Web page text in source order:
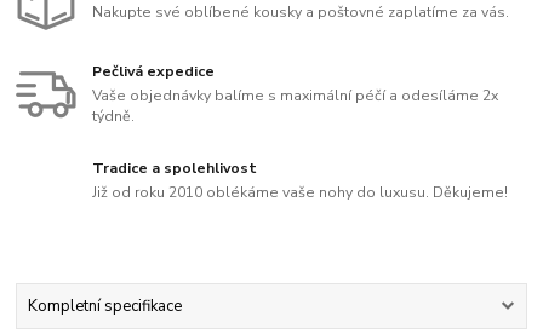
Nakupte své oblíbené kousky a poštovné zaplatíme za vás.
Pečlivá expedice
Vaše objednávky balíme s maximální péčí a odesíláme 2x
týdně.
Tradice a spolehlivost
Již od roku 2010 oblékáme vaše nohy do luxusu. Děkujeme!
Kompletní specifikace